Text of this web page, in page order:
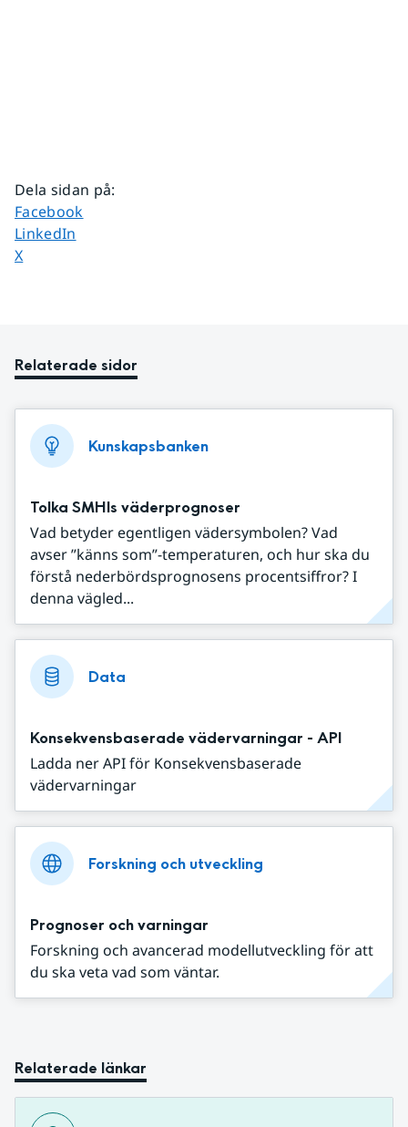
Dela sidan på:
Dela sidan på
Facebook
Dela sidan på
LinkedIn
Dela sidan på
X
Relaterade sidor
Kunskapsbanken
Tolka SMHIs väderprognoser
Vad betyder egentligen vädersymbolen? Vad
avser ”känns som”-temperaturen, och hur ska du
förstå nederbördsprognosens procentsiffror? I
denna vägled...
Data
Konsekvensbaserade vädervarningar - API
Ladda ner API för Konsekvensbaserade
vädervarningar
Forskning och utveckling
Prognoser och varningar
Forskning och avancerad modellutveckling för att
du ska veta vad som väntar.
Relaterade länkar